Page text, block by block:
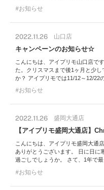
お知らせ
2022.11.26 山口店
キャンペーンのお知らせ☆
こんにちは、アイプリモ山口店で
た。クリスマスまで後1ヶ月と少
か？ アイプリモでは11/12～12/22
お知らせ
2022.11.26 盛岡大通店
【アイプリモ盛岡大通店】
こんにちは、アイプリモ盛岡大通
ありがとうございます。 日に日に
過ごしでしょうか。 さて、1年で
お知らせ